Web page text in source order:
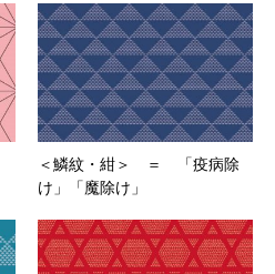
＜鱗紋・紺＞ ＝ 「疫病除
け」「魔除け」